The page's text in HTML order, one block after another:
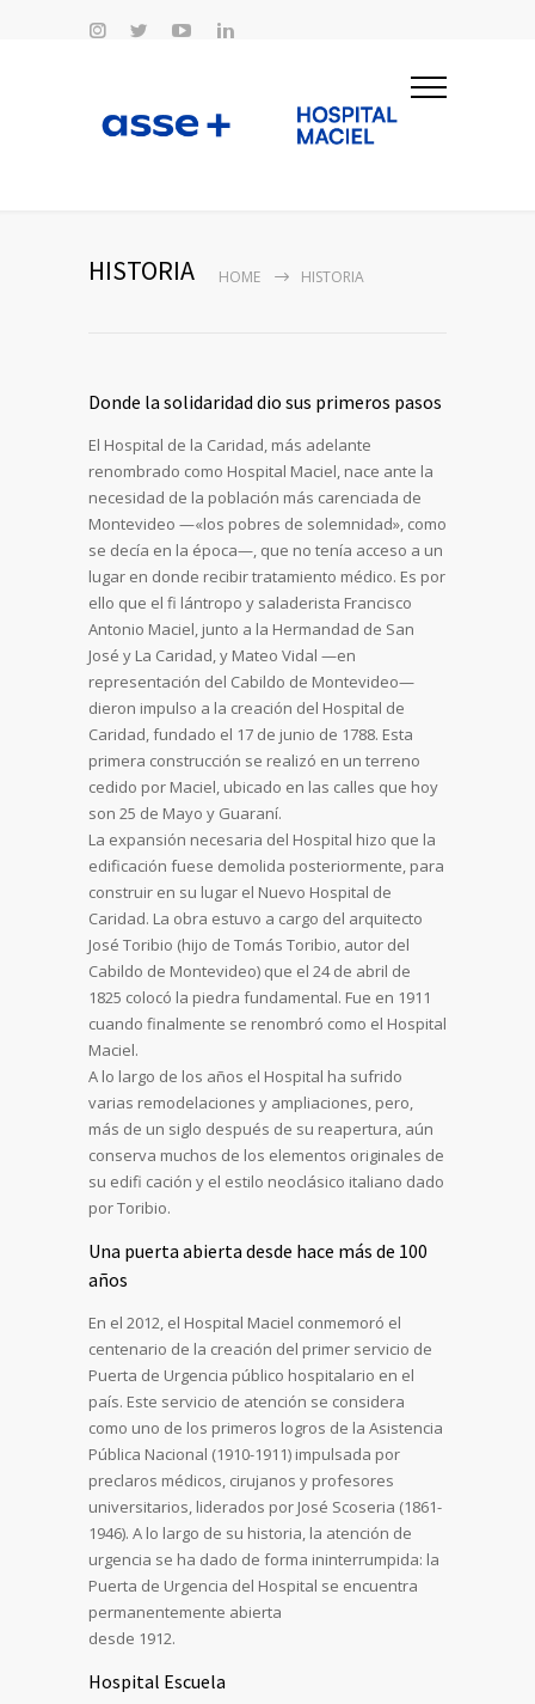
HISTORIA HOME HISTORIA
Donde la solidaridad dio sus primeros pasos
El Hospital de la Caridad, más adelante
renombrado como Hospital Maciel, nace ante la
necesidad de la población más carenciada de
Montevideo —«los pobres de solemnidad», como
se decía en la época—, que no tenía acceso a un
lugar en donde recibir tratamiento médico. Es por
ello que el fi lántropo y saladerista Francisco
Antonio Maciel, junto a la Hermandad de San
José y La Caridad, y Mateo Vidal —en
representación del Cabildo de Montevideo—
dieron impulso a la creación del Hospital de
Caridad, fundado el 17 de junio de 1788. Esta
primera construcción se realizó en un terreno
cedido por Maciel, ubicado en las calles que hoy
son 25 de Mayo y Guaraní.
La expansión necesaria del Hospital hizo que la
edificación fuese demolida posteriormente, para
construir en su lugar el Nuevo Hospital de
Caridad. La obra estuvo a cargo del arquitecto
José Toribio (hijo de Tomás Toribio, autor del
Cabildo de Montevideo) que el 24 de abril de
1825 colocó la piedra fundamental. Fue en 1911
cuando finalmente se renombró como el Hospital
Maciel.
A lo largo de los años el Hospital ha sufrido
varias remodelaciones y ampliaciones, pero,
más de un siglo después de su reapertura, aún
conserva muchos de los elementos originales de
su edifi cación y el estilo neoclásico italiano dado
por Toribio.
Una puerta abierta desde hace más de 100
años
En el 2012, el Hospital Maciel conmemoró el
centenario de la creación del primer servicio de
Puerta de Urgencia público hospitalario en el
país. Este servicio de atención se considera
como uno de los primeros logros de la Asistencia
Pública Nacional (1910-1911) impulsada por
preclaros médicos, cirujanos y profesores
universitarios, liderados por José Scoseria (1861-
1946). A lo largo de su historia, la atención de
urgencia se ha dado de forma ininterrumpida: la
Puerta de Urgencia del Hospital se encuentra
permanentemente abierta
desde 1912.
Hospital Escuela